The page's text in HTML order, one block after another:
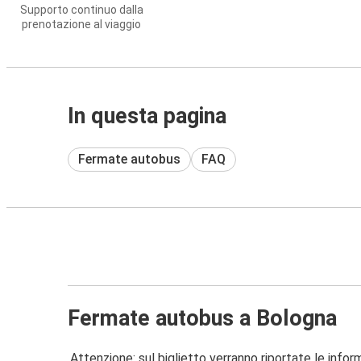
Supporto continuo dalla
prenotazione al viaggio
In questa pagina
Fermate autobus FAQ
Fermate autobus a Bologna